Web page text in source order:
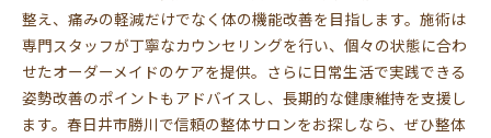
整え、痛みの軽減だけでなく体の機能改善を目指します。施術は
専門スタッフが丁寧なカウンセリングを行い、個々の状態に合わ
せたオーダーメイドのケアを提供。さらに日常生活で実践できる
姿勢改善のポイントもアドバイスし、長期的な健康維持を支援し
ます。春日井市勝川で信頼の整体サロンをお探しなら、ぜひ整体